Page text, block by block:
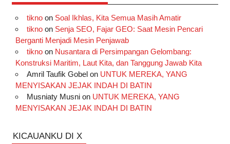
tiknoon Soal Ikhlas, Kita Semua Masih Amatir
tiknoon Senja SEO, Fajar GEO: Saat Mesin Pencari
Berganti Menjadi Mesin Penjawab
tiknoon Nusantara di Persimpangan Gelombang:
Konstruksi Maritim, Laut Kita, dan Tanggung Jawab Kita
Amril Taufik Gobel on UNTUK MEREKA, YANG
MENYISAKAN JEJAK INDAH DI BATIN
Musniaty Musnion UNTUK MEREKA, YANG
MENYISAKAN JEJAK INDAH DI BATIN
KICAUANKU DI X